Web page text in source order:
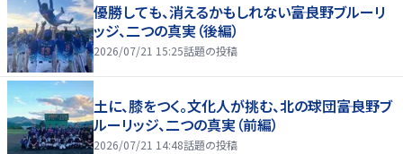
優勝しても、消えるかもしれない――富良野ブルーリ
ッジ、二つの真実（後編）
2026/07/21 15:25話題の投稿
土に、膝をつく。文化人が挑む、北の球団――富良野ブ
ルーリッジ、二つの真実（前編）
2026/07/21 14:48話題の投稿